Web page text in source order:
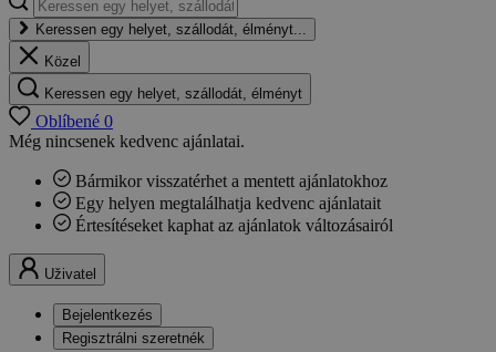
Keressen egy helyet, szállodát, élményt...
Közel
Keressen egy helyet, szállodát, élményt
Oblíbené 0
Még nincsenek kedvenc ajánlatai.
Bármikor visszatérhet a mentett ajánlatokhoz
Egy helyen megtalálhatja kedvenc ajánlatait
Értesítéseket kaphat az ajánlatok változásairól
Uživatel
Bejelentkezés
Regisztrálni szeretnék